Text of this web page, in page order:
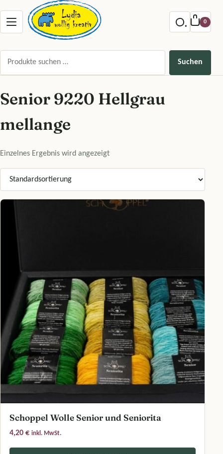
Zum Inhalt springen
Menu offnen
0
Suchen
Senior 9220 Hellgrau
mellange
Einzelnes Ergebnis wird angezeigt
Schoppel Wolle Senior und Seniorita
4,20 € inkl. MwSt.